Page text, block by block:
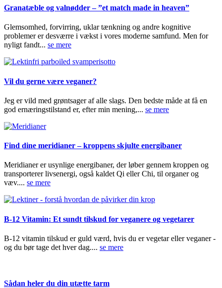
Granatæble og valnødder – ”et match made in heaven”
Glemsomhed, forvirring, uklar tænkning og andre kognitive
problemer er desværre i vækst i vores moderne samfund. Men for
nyligt fandt... se mere
Vil du gerne være veganer?
Jeg er vild med grøntsager af alle slags. Den bedste måde at få en
god ernæringstilstand er, efter min mening,... se mere
Find dine meridianer – kroppens skjulte energibaner
Meridianer er usynlige energibaner, der løber gennem kroppen og
transporterer livsenergi, også kaldet Qi eller Chi, til organer og
væv.... se mere
B-12 Vitamin: Et sundt tilskud for veganere og vegetarer
B-12 vitamin tilskud er guld værd, hvis du er vegetar eller veganer -
og du bør tage det hver dag.... se mere
Sådan heler du din utætte tarm